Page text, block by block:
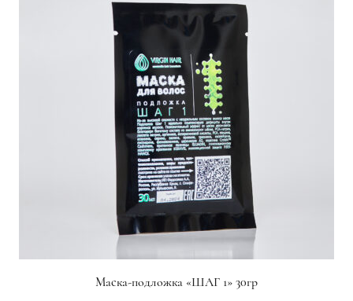
Маска-подложка «ШАГ 1» 30гр